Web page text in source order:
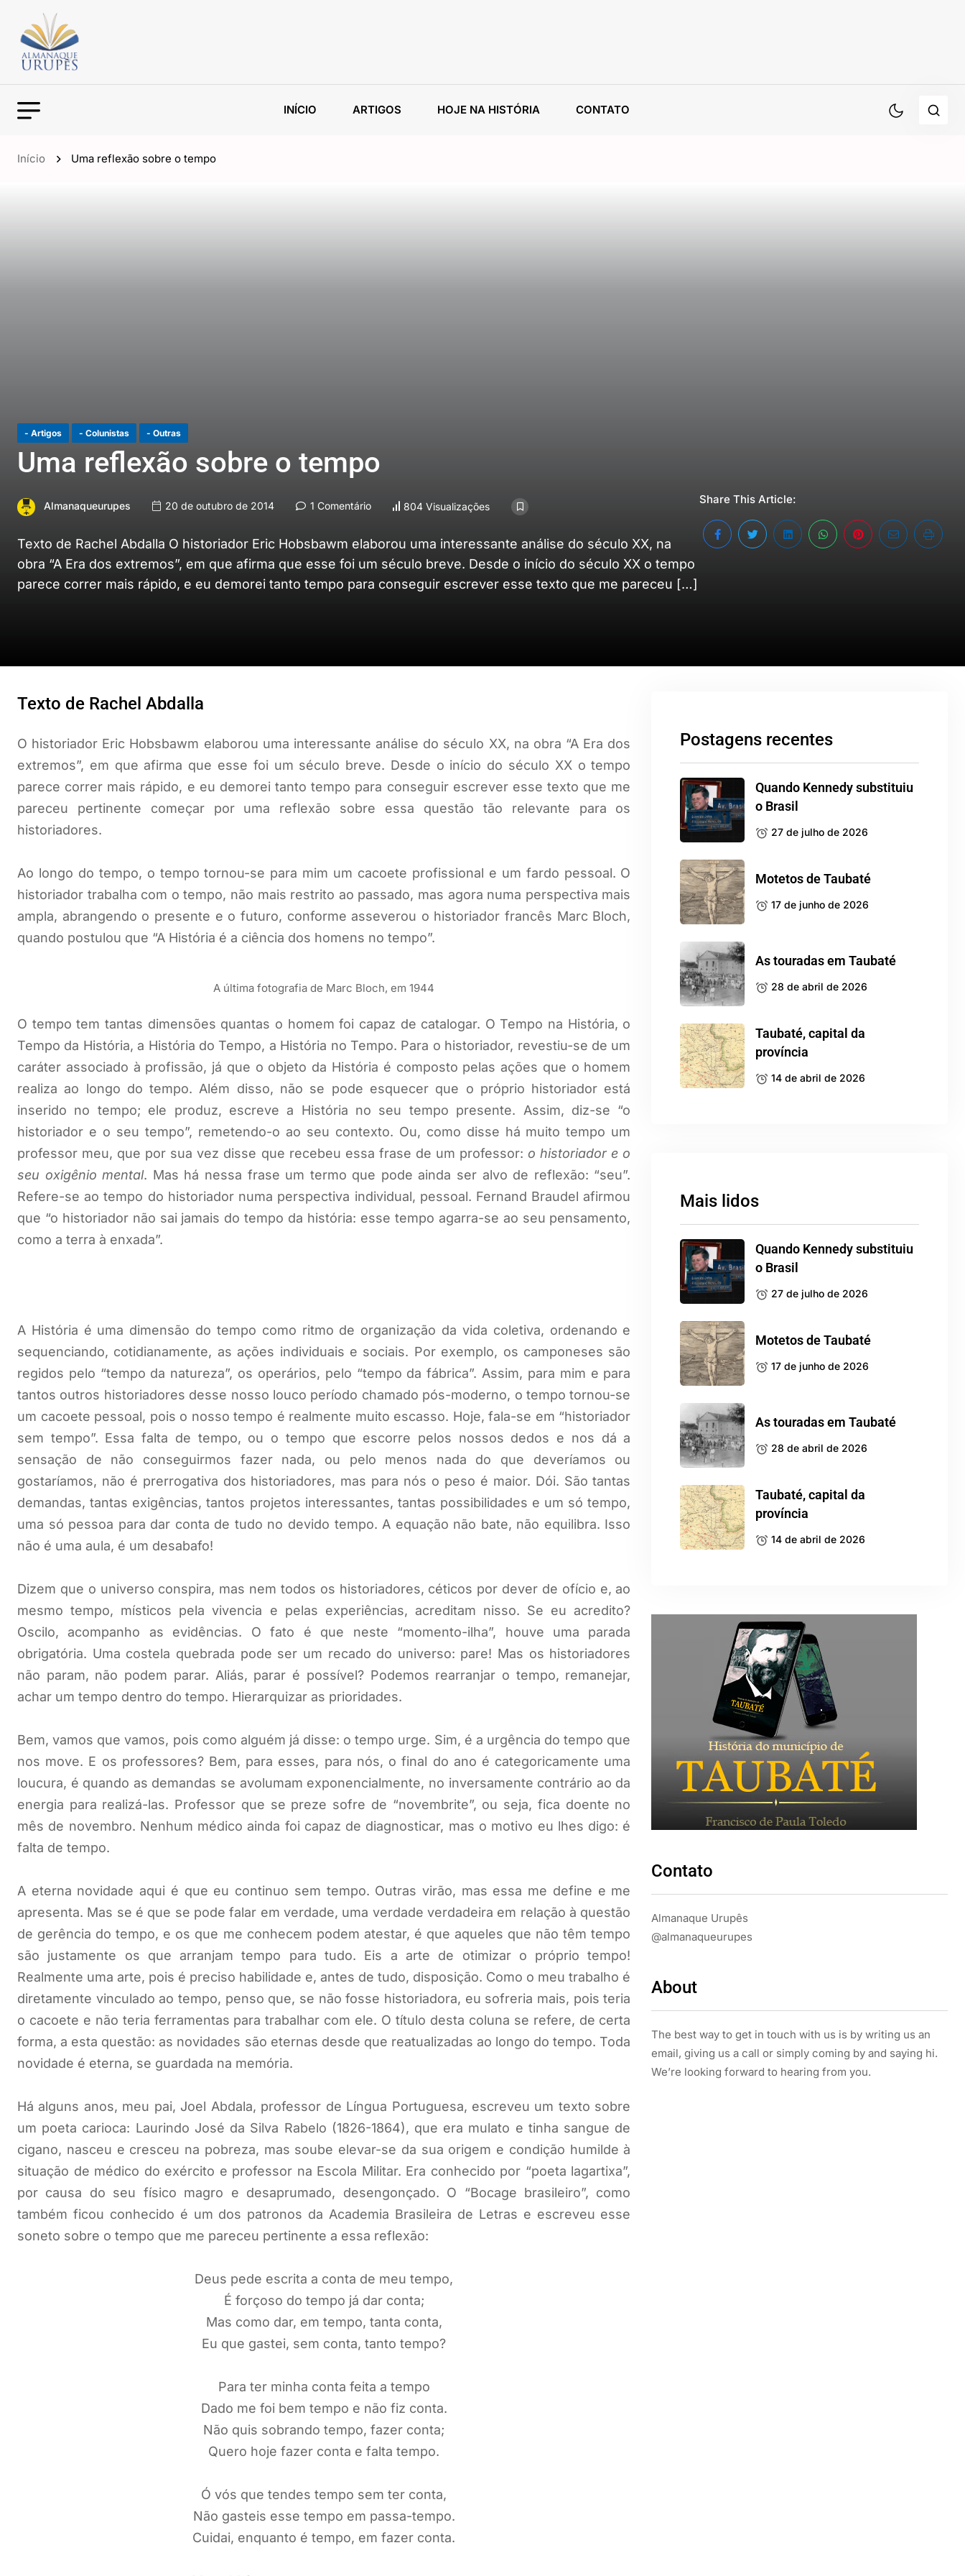
INÍCIO ARTIGOS HOJE NA HISTÓRIA CONTATO
Início Uma reflexão sobre o tempo
- Artigos - Colunistas - Outras
Uma reflexão sobre o tempo
Almanaqueurupes 20 de outubro de 2014 1 Comentário 804 Visualizações
Texto de Rachel Abdalla O historiador Eric Hobsbawm elaborou uma interessante análise do século XX, na
obra “A Era dos extremos”, em que afirma que esse foi um século breve. Desde o início do século XX o tempo
parece correr mais rápido, e eu demorei tanto tempo para conseguir escrever esse texto que me pareceu […]
Share This Article:
Texto de Rachel Abdalla
O historiador Eric Hobsbawm elaborou uma interessante análise do século XX, na obra “A Era dos
extremos”, em que afirma que esse foi um século breve. Desde o início do século XX o tempo
parece correr mais rápido, e eu demorei tanto tempo para conseguir escrever esse texto que me
pareceu pertinente começar por uma reflexão sobre essa questão tão relevante para os
historiadores.
Ao longo do tempo, o tempo tornou-se para mim um cacoete profissional e um fardo pessoal. O
historiador trabalha com o tempo, não mais restrito ao passado, mas agora numa perspectiva mais
ampla, abrangendo o presente e o futuro, conforme asseverou o historiador francês Marc Bloch,
quando postulou que “A História é a ciência dos homens no tempo”.
A última fotografia de Marc Bloch, em 1944
O tempo tem tantas dimensões quantas o homem foi capaz de catalogar. O Tempo na História, o
Tempo da História, a História do Tempo, a História no Tempo. Para o historiador, revestiu-se de um
caráter associado à profissão, já que o objeto da História é composto pelas ações que o homem
realiza ao longo do tempo. Além disso, não se pode esquecer que o próprio historiador está
inserido no tempo; ele produz, escreve a História no seu tempo presente. Assim, diz-se “o
historiador e o seu tempo”, remetendo-o ao seu contexto. Ou, como disse há muito tempo um
professor meu, que por sua vez disse que recebeu essa frase de um professor: o historiador e o
seu oxigênio mental. Mas há nessa frase um termo que pode ainda ser alvo de reflexão: “seu”.
Refere-se ao tempo do historiador numa perspectiva individual, pessoal. Fernand Braudel afirmou
que “o historiador não sai jamais do tempo da história: esse tempo agarra-se ao seu pensamento,
como a terra à enxada”.
A História é uma dimensão do tempo como ritmo de organização da vida coletiva, ordenando e
sequenciando, cotidianamente, as ações individuais e sociais. Por exemplo, os camponeses são
regidos pelo “tempo da natureza”, os operários, pelo “tempo da fábrica”. Assim, para mim e para
tantos outros historiadores desse nosso louco período chamado pós-moderno, o tempo tornou-se
um cacoete pessoal, pois o nosso tempo é realmente muito escasso. Hoje, fala-se em “historiador
sem tempo”. Essa falta de tempo, ou o tempo que escorre pelos nossos dedos e nos dá a
sensação de não conseguirmos fazer nada, ou pelo menos nada do que deveríamos ou
gostaríamos, não é prerrogativa dos historiadores, mas para nós o peso é maior. Dói. São tantas
demandas, tantas exigências, tantos projetos interessantes, tantas possibilidades e um só tempo,
uma só pessoa para dar conta de tudo no devido tempo. A equação não bate, não equilibra. Isso
não é uma aula, é um desabafo!
Dizem que o universo conspira, mas nem todos os historiadores, céticos por dever de ofício e, ao
mesmo tempo, místicos pela vivencia e pelas experiências, acreditam nisso. Se eu acredito?
Oscilo, acompanho as evidências. O fato é que neste “momento-ilha”, houve uma parada
obrigatória. Uma costela quebrada pode ser um recado do universo: pare! Mas os historiadores
não param, não podem parar. Aliás, parar é possível? Podemos rearranjar o tempo, remanejar,
achar um tempo dentro do tempo. Hierarquizar as prioridades.
Bem, vamos que vamos, pois como alguém já disse: o tempo urge. Sim, é a urgência do tempo que
nos move. E os professores? Bem, para esses, para nós, o final do ano é categoricamente uma
loucura, é quando as demandas se avolumam exponencialmente, no inversamente contrário ao da
energia para realizá-las. Professor que se preze sofre de “novembrite”, ou seja, fica doente no
mês de novembro. Nenhum médico ainda foi capaz de diagnosticar, mas o motivo eu lhes digo: é
falta de tempo.
A eterna novidade aqui é que eu continuo sem tempo. Outras virão, mas essa me define e me
apresenta. Mas se é que se pode falar em verdade, uma verdade verdadeira em relação à questão
de gerência do tempo, e os que me conhecem podem atestar, é que aqueles que não têm tempo
são justamente os que arranjam tempo para tudo. Eis a arte de otimizar o próprio tempo!
Realmente uma arte, pois é preciso habilidade e, antes de tudo, disposição. Como o meu trabalho é
diretamente vinculado ao tempo, penso que, se não fosse historiadora, eu sofreria mais, pois teria
o cacoete e não teria ferramentas para trabalhar com ele. O título desta coluna se refere, de certa
forma, a esta questão: as novidades são eternas desde que reatualizadas ao longo do tempo. Toda
novidade é eterna, se guardada na memória.
Há alguns anos, meu pai, Joel Abdala, professor de Língua Portuguesa, escreveu um texto sobre
um poeta carioca: Laurindo José da Silva Rabelo (1826-1864), que era mulato e tinha sangue de
cigano, nasceu e cresceu na pobreza, mas soube elevar-se da sua origem e condição humilde à
situação de médico do exército e professor na Escola Militar. Era conhecido por “poeta lagartixa”,
por causa do seu físico magro e desaprumado, desengonçado. O “Bocage brasileiro”, como
também ficou conhecido é um dos patronos da Academia Brasileira de Letras e escreveu esse
soneto sobre o tempo que me pareceu pertinente a essa reflexão:
Deus pede escrita a conta de meu tempo,
É forçoso do tempo já dar conta;
Mas como dar, em tempo, tanta conta,
Eu que gastei, sem conta, tanto tempo?
Para ter minha conta feita a tempo
Dado me foi bem tempo e não fiz conta.
Não quis sobrando tempo, fazer conta;
Quero hoje fazer conta e falta tempo.
Ó vós que tendes tempo sem ter conta,
Não gasteis esse tempo em passa-tempo.
Cuidai, enquanto é tempo, em fazer conta.
Postagens recentes
Quando Kennedy substituiu
o Brasil
27 de julho de 2026
Motetos de Taubaté
17 de junho de 2026
As touradas em Taubaté
28 de abril de 2026
Taubaté, capital da
província
14 de abril de 2026
Mais lidos
Quando Kennedy substituiu
o Brasil
27 de julho de 2026
Motetos de Taubaté
17 de junho de 2026
As touradas em Taubaté
28 de abril de 2026
Taubaté, capital da
província
14 de abril de 2026
Contato
Almanaque Urupês
@almanaqueurupes
About
The best way to get in touch with us is by writing us an
email, giving us a call or simply coming by and saying hi.
We’re looking forward to hearing from you.